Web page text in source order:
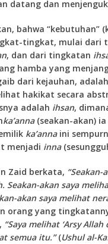
datang dan
bahwa “kebutuhan”
tingkat, mulai dari
, dan dari tingkatan
hamba yang
dari kejauhan,
hakikat secara
adalah ihsan,
ka’anna(seakan-akan)
ka’anna ini
menjadi inna
Zaid berkata, “Seakan-
Seakan-akan saya
akan saya melihat
orang yang
“Saya melihat ‘Arsy
semua itu.”(Ushul al-